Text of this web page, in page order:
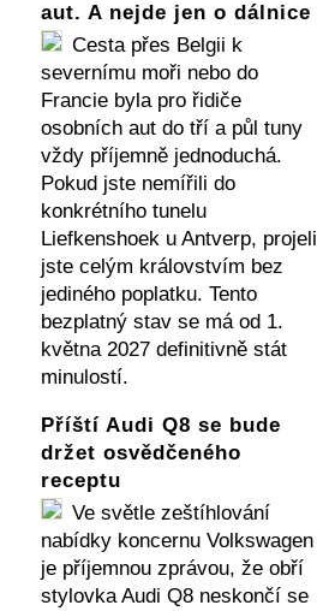
aut. A nejde jen o dálnice
Cesta přes Belgii k
severnímu moři nebo do
Francie byla pro řidiče
osobních aut do tří a půl tuny
vždy příjemně jednoduchá.
Pokud jste nemířili do
konkrétního tunelu
Liefkenshoek u Antverp, projeli
jste celým královstvím bez
jediného poplatku. Tento
bezplatný stav se má od 1.
května 2027 definitivně stát
minulostí.
Příští Audi Q8 se bude
držet osvědčeného
receptu
Ve světle zeštíhlování
nabídky koncernu Volkswagen
je příjemnou zprávou, že obří
stylovka Audi Q8 neskončí se